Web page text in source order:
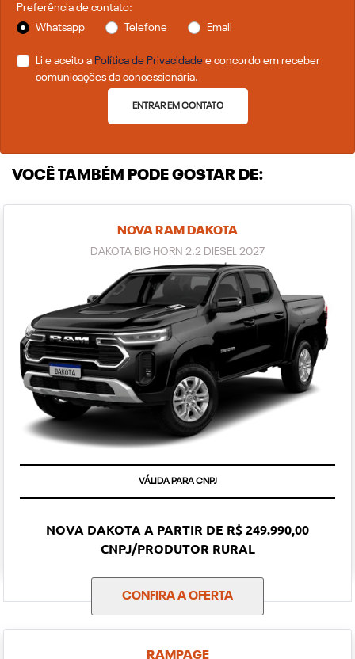
Preferência de contato:
Whatsapp
Telefone Email
Li e aceito a Política de Privacidade e concordo em receber
comunicações da concessionária.
ENTRAR EM CONTATO
VOCÊ TAMBÉM PODE GOSTAR DE:
NOVA RAM DAKOTA
DAKOTA BIG HORN 2.2 DIESEL 2027
VÁLIDA PARA CNPJ
NOVA DAKOTA A PARTIR DE R$ 249.990,00
CNPJ/PRODUTOR RURAL
CONFIRA A OFERTA
RAMPAGE